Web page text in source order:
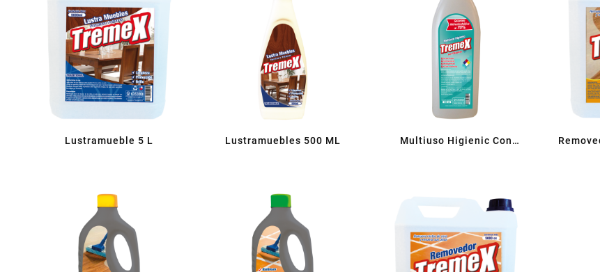
Lustramueble 5 L Lustramuebles 500 ML
Multiuso Higienic Con